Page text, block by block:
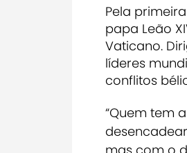
Pela
papa Leão
Vaticano.
líderes
conflitos
“Quem tem